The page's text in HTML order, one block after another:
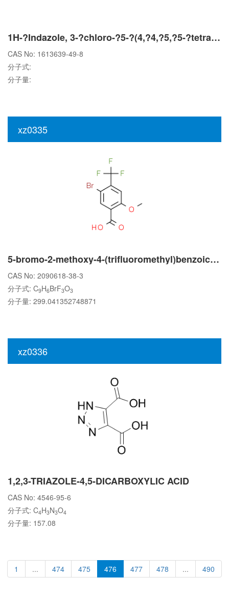
1H-?Indazole, 3-?chloro-?5-?(4,?4,?5,?5-?tetramethyl-?1,?3,?2-?dioxaborolan-?2-?yl)?-
CAS No: 1613639-49-8
分子式:
分子量:
xz0335
5-bromo-2-methoxy-4-(trifluoromethyl)benzoic acid
CAS No: 2090618-38-3
分子式: C9H6BrF3O3
分子量: 299.041352748871
xz0336
1,2,3-TRIAZOLE-4,5-DICARBOXYLIC ACID
CAS No: 4546-95-6
分子式: C4H3N3O4
分子量: 157.08
1 ... 474 475 476 477 478 ... 490